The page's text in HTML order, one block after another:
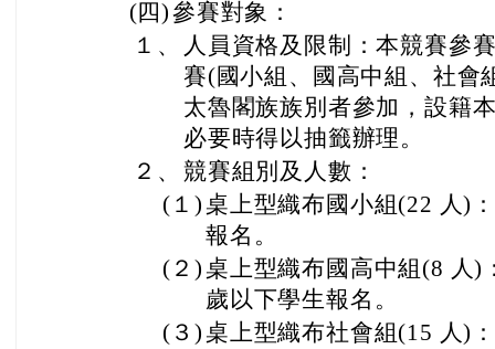
(四)參賽對象：
１、
人員資格及限制：本競賽參
賽(國小組、國高中組、社會
太魯閣族族別者參加，設籍
必要時得以抽籤辦理。
２、 競賽組別及人數：
(１) 桌上型織布國小組(22 人)
報名。
(２) 桌上型織布國高中組(8 人)
歲以下學生報名。
(３) 桌上型織布社會組(15 人)